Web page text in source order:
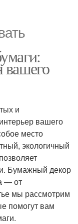
вашего
и
вашего
место
экологичный
Бумажный декор
— от
мы рассмотрим
помогут вам